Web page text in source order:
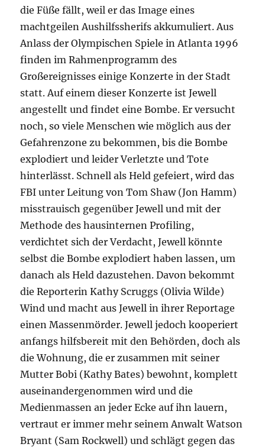
die Füße fällt, weil er das Image eines
machtgeilen Aushilfssherifs akkumuliert. Aus
Anlass der Olympischen Spiele in Atlanta 1996
finden im Rahmenprogramm des
Großereignisses einige Konzerte in der Stadt
statt. Auf einem dieser Konzerte ist Jewell
angestellt und findet eine Bombe. Er versucht
noch, so viele Menschen wie möglich aus der
Gefahrenzone zu bekommen, bis die Bombe
explodiert und leider Verletzte und Tote
hinterlässt. Schnell als Held gefeiert, wird das
FBI unter Leitung von Tom Shaw (Jon Hamm)
misstrauisch gegenüber Jewell und mit der
Methode des hausinternen Profiling,
verdichtet sich der Verdacht, Jewell könnte
selbst die Bombe explodiert haben lassen, um
danach als Held dazustehen. Davon bekommt
die Reporterin Kathy Scruggs (Olivia Wilde)
Wind und macht aus Jewell in ihrer Reportage
einen Massenmörder. Jewell jedoch kooperiert
anfangs hilfsbereit mit den Behörden, doch als
die Wohnung, die er zusammen mit seiner
Mutter Bobi (Kathy Bates) bewohnt, komplett
auseinandergenommen wird und die
Medienmassen an jeder Ecke auf ihn lauern,
vertraut er immer mehr seinem Anwalt Watson
Bryant (Sam Rockwell) und schlägt gegen das